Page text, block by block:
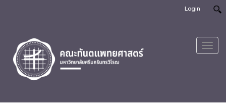
Login